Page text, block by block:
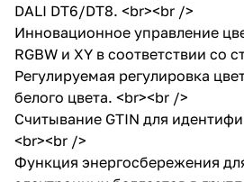
DALI DT6/DT8. <br><br />
Инновационное управление
RGBW и XY в соответствии со
Регулируемая регулировка
белого цвета. <br><br />
Считывание GTIN для
<br><br />
Функция энергосбережения